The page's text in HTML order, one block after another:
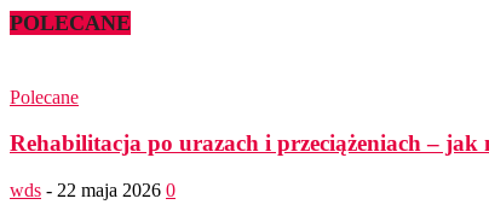
POLECANE
Polecane
Rehabilitacja po urazach i przeciążeniach – jak
wds - 22 maja 2026 0